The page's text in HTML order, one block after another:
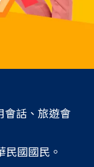
會話、旅遊會
民國國民。